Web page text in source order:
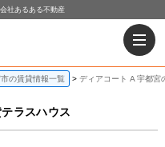
社あるある不動産
の賃貸情報一覧 ディアコート A 宇都宮
ラスハウス